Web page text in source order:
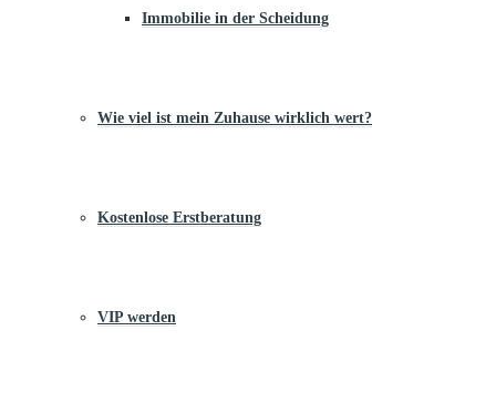
Immobilie in der Scheidung
Wie viel ist mein Zuhause wirklich wert?
Kostenlose Erstberatung
VIP werden